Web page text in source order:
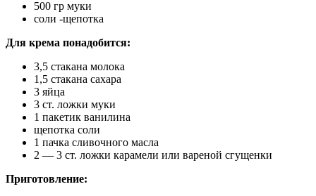
500 гр муки
соли -щепотка
Для крема понадобится:
3,5 стакана молока
1,5 стакана сахара
3 яйца
3 ст. ложки муки
1 пакетик ванилина
щепотка соли
1 пачка сливочного масла
2 — 3 ст. ложки карамели или вареной сгущенки
Приготовление: